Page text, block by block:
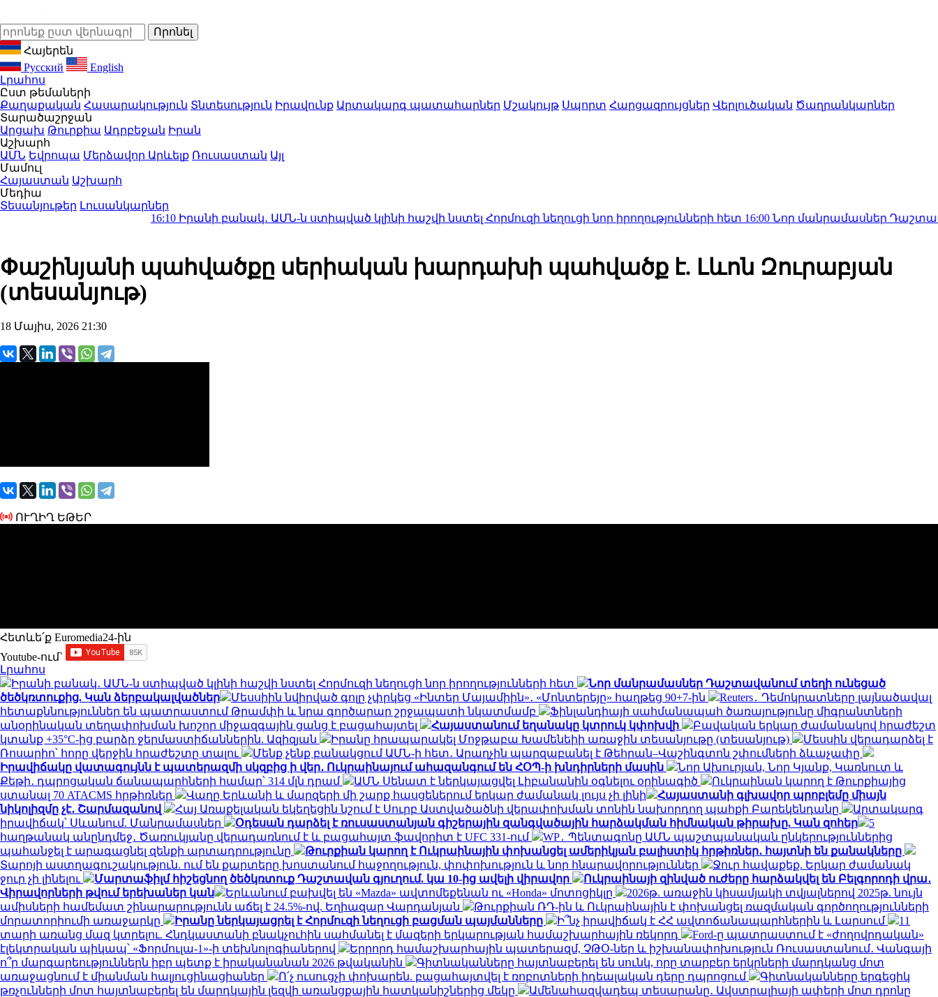
Հայերեն
Русский
English
Լրահոս
Ըստ թեմաների
Քաղաքական Հասարակություն Տնտեսություն Իրավունք Արտակարգ պատահարներ Մշակույթ Սպորտ Հարցազրույցներ Վերլուծական Ծաղրանկարներ
Տարածաշրջան
Արցախ Թուրքիա Ադրբեջան Իրան
Աշխարհ
ԱՄՆ Եվրոպա Մերձավոր Արևելք Ռուսաստան Այլ
Մամուլ
Հայաստան Աշխարհ
Մեդիա
Տեսանյութեր Լուսանկարներ
Իրանի բանակ․ ԱՄՆ-ն ստիպված կլինի հաշվի նստել Հորմուզի նեղուցի նոր իրողությունների հետ16:00Նոր մանրամասներ Դաշտավանում
Փաշինյանի պահվածքը սերիական խարդախի պահվածք է. Լևոն Զուրաբյան
(տեսանյութ)
18 Մայիս, 2026 21:30
ՈՒՂԻՂ ԵԹԵՐ
Հետևե՛ք Euromedia24-ին
Youtube-ում`
Լրահոս
Իրանի բանակ․ ԱՄՆ-ն ստիպված կլինի հաշվի նստել Հորմուզի նեղուցի նոր իրողությունների հետ
Նոր մանրամասներ Դաշտավանում տեղի ունեցած
ծեծկռտուքից. Կան ձերբակալվածներ
Մեսսիին նվիրված գոլը չփրկեց «Ինտեր Մայամիին»․ «Մոնտերեյը» հաղթեց 90+7-ին
Reuters․ Դեմոկրատները լայնածավալ
հետաքննություններ են պատրաստում Թրամփի և նրա գործարար շրջապատի նկատմամբ
Ֆինլանդիայի սահմանապահ ծառայությունը միգրանտների
անօրինական տեղափոխման խոշոր միջազգային ցանց է բացահայտել
Հայաստանում եղանակը կտրուկ կփոխվի
Բավական երկար ժամանակով հրաժեշտ
կտանք +35°C-ից բարձր ջերմաստիճաններին. Ազիզյան
Իրանը հրապարակել Մոջթաբա Խամենեիի առաջին տեսանյութը (տեսանյութ)
Մեսսին վերադարձել է
Ռոսարիո՝ հորը վերջին հրաժեշտը տալու
Մենք չենք բանակցում ԱՄՆ-ի հետ․ Արաղչին պարզաբանել է Թեհրան–Վաշինգտոն շփումների ձևաչափը
Իրավիճակը վատագույնն է պատերազմի սկզբից ի վեր․ Ուկրաինայում ահազանգում են ՀՕՊ-ի խնդիրների մասին
Նոր Ախուրյան, Նոր Կյանք, Կառնուտ և
Քեթի․ դպրոցական ճանապարհների համար՝ 314 մլն դրամ
ԱՄՆ Սենատ է ներկայացվել Լիբանանին օգնելու օրինագիծ
Ուկրաինան կարող է Թուրքիայից
ստանալ 70 ATACMS հրթիռներ
Վաղը Երևանի և մարզերի մի շարք հասցեներում երկար ժամանակ լույս չի լինի
Հայաստանի գլխավոր պրոբլեմը միայն
նիկոլիզմը չէ․ Շարմազանով
Հայ Առաքելական եկեղեցին նշում է Սուրբ Աստվածածնի վերափոխման տոնին նախորդող պահքի Բարեկենդանը
Արտակարգ
իրավիճակ՝ Սևանում. Մանրամասներ
Օդեսան դարձել է ռուսաստանյան գիշերային զանգվածային հարձակման հիմնական թիրախը. Կան զոհեր
5
հաղթանակ անընդմեջ․ Ծառուկյանը վերադառնում է և բացահայտ ֆավորիտ է UFC 331-ում
WP․ Պենտագոնը ԱՄՆ պաշտպանական ընկերություններից
պահանջել է արագացնել զենքի արտադրությունը
Թուրքիան կարող է Ուկրաինային փոխանցել ամերիկյան բալիստիկ հրթիռներ․ հայտնի են քանակները
Տարոյի աստղագուշակություն. ում են քարտերը խոստանում հաջողություն, փոփոխություն և նոր հնարավորություններ
Ջուր հավաքեք. Երկար ժամանակ
ջուր չի լինելու
Մարտաֆիլմ հիշեցնող ծեծկռտուք Դաշտավան գյուղում. կա 10-ից ավելի վիրավոր
Ուկրաինայի զինված ուժերը հարձակվել են Բելգորոդի վրա․
Վիրավորների թվում երեխաներ կան
Երևանում բախվել են «Mazda» ավտոմեքենան ու «Honda» մոտոցիկլը
2026թ. առաջին կիսամյակի տվյալներով 2025թ. նույն
ամիսների համեմատ շինարարությունն աճել է 24.5%-ով. Եղիազար Վարդանյան
Թուրքիան ՌԴ-ին և Ուկրաինային է փոխանցել ռազմական գործողությունների
մորատորիումի առաջարկը
Իրանը ներկայացրել է Հորմուզի նեղուցի բացման պայմանները Ի՞նչ իրավիճակ է ՀՀ ավտոճանապարհներին և Լարսում
11
տարի առանց մազ կտրելու. Հնդկաստանի բնակչուհին սահմանել է մազերի երկարության համաշխարհային ռեկորդ
Ford-ը պատրաստում է «ժողովրդական»
էլեկտրական պիկապ՝ «Ֆորմուլա-1»-ի տեխնոլոգիաներով
Երրորդ համաշխարհային պատերազմ, ՉԹՕ-ներ և իշխանափոխություն Ռուսաստանում․ Վանգայի
ո՞ր մարգարեություններն իբր պետք է իրականանան 2026 թվականին
Գիտնականները հայտնաբերել են սունկ, որը տարբեր երկրների մարդկանց մոտ
առաջացնում է միանման հալյուցինացիաներ
Ո՛չ ուսուցչի փոխարեն. բացահայտվել է ռոբոտների իդեալական դերը դպրոցում
Գիտնականները երգեցիկ
թռչունների մոտ հայտնաբերել են մարդկային լեզվի առանցքային հատկանիշներից մեկը
Ամենահազվադեպ տեսարանը․ Ավստրալիայի ափերի մոտ դրոնը